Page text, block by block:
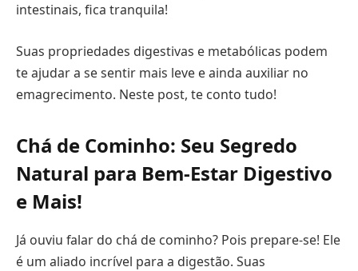
intestinais, fica tranquila!
Suas propriedades digestivas e metabólicas podem
te ajudar a se sentir mais leve e ainda auxiliar no
emagrecimento. Neste post, te conto tudo!
Chá de Cominho: Seu Segredo
Natural para Bem-Estar Digestivo
e Mais!
Já ouviu falar do chá de cominho? Pois prepare-se! Ele
é um aliado incrível para a digestão. Suas